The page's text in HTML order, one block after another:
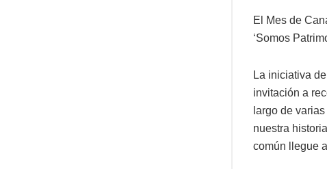
El Mes de
‘Somos
La iniciativa
invitación a
largo de
nuestra
común llegue